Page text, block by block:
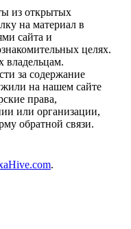
из открытых
на материал в
сайта и
целях.
владельцам.
за содержание
на нашем сайте
права,
или организации,
обратной связи.
.